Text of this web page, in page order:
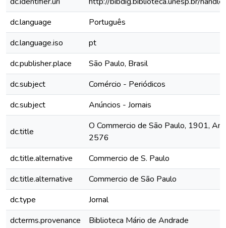
dc.language
Português
dc.language.iso
pt
dc.publisher.place
São Paulo, Brasil
dc.subject
Comércio - Periódicos
dc.subject
Anúncios - Jornais
dc.title
O Commercio de São Paulo, 1901,
2576
dc.title.alternative
Commercio de S. Paulo
dc.title.alternative
Commercio de São Paulo
dc.type
Jornal
dcterms.provenance
Biblioteca Mário de Andrade